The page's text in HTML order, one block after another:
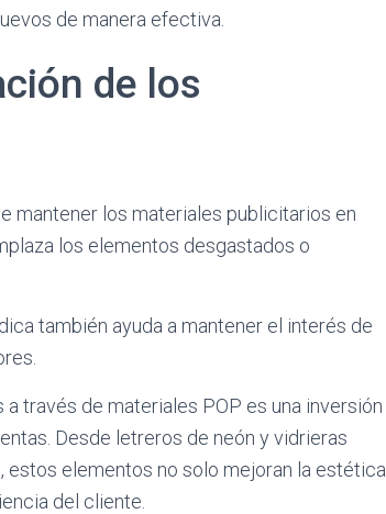
de manera efectiva.
de los
mantener los materiales publicitarios en
los elementos desgastados o
también ayuda a mantener el interés de
través de materiales POP es una inversión
Desde letreros de neón y vidrieras
elementos no solo mejoran la estética
del cliente.